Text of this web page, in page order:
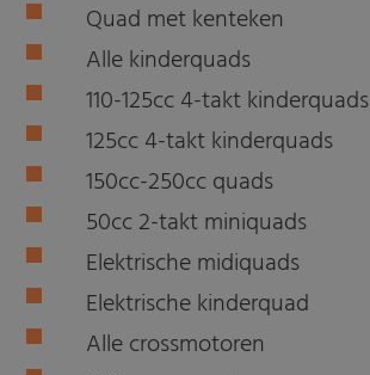
Quad met kenteken
Alle kinderquads
110-125cc 4-takt kinderquads
125cc 4-takt kinderquads
150cc-250cc quads
50cc 2-takt miniquads
Elektrische midiquads
Elektrische kinderquad
Alle crossmotoren